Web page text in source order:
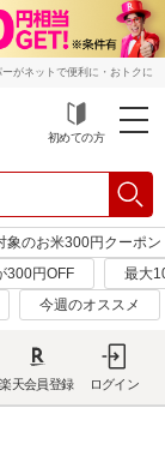
がネットで便利に・おトクに
初めての方
象のお米300円クーポン
300円OFF
最大
今週のオススメ
楽天会員登録 ログイン